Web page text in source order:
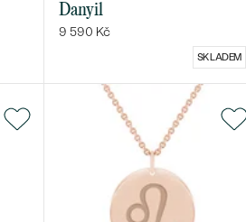
Danyil
9 590 Kč
SKLADEM